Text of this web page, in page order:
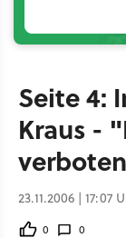
Seite 4:
Kraus -
verboten
23.11.2006 |
0 0